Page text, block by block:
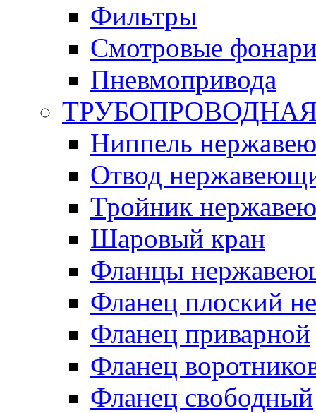
Фильтры
Смотровые
Пневмопривода
Ниппель
Отвод
Тройник
Шаровый кран
Фланцы
Фланец плоский
Фланец приварной
Фланец
Фланец свободный